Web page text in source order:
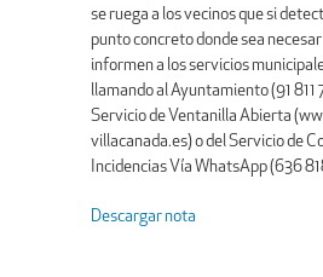
se ruega a los vecinos que si
punto concreto donde sea
informen a los servicios
llamando al Ayuntamiento (91 811
Servicio de Ventanilla Abierta
villacanada.es) o del Servicio de
Incidencias Vía WhatsApp (636
Descargar nota